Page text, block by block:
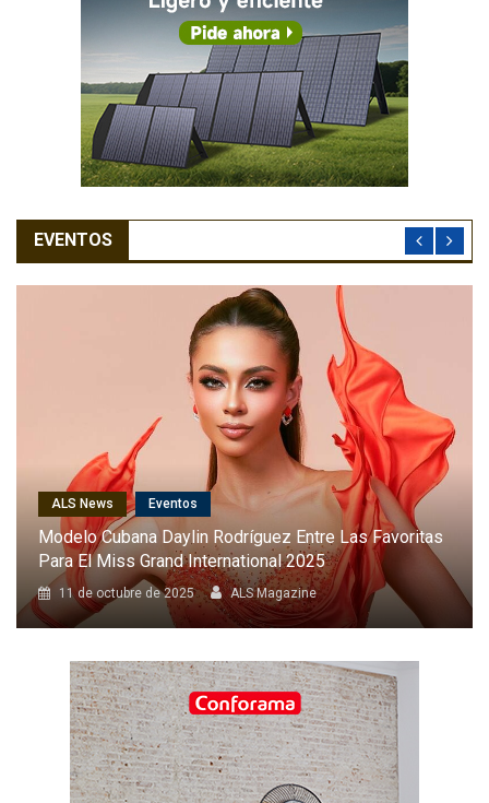
EVENTOS
ALS News Cantantes
Karol G Será La Primera Latina En Cantar En El Desfile
Anual De Victoria’s Secret
8 de octubre de 2025 ALS Magazine